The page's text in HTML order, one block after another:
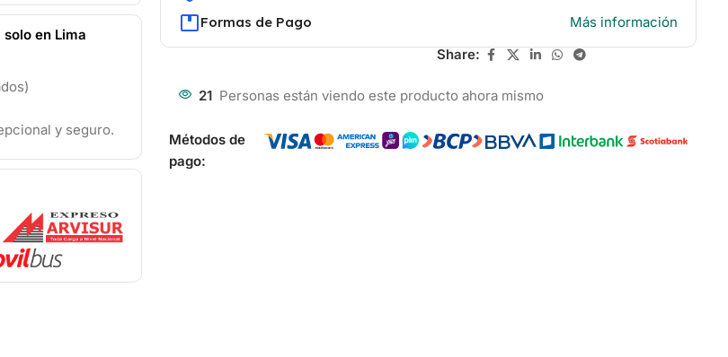
en Lima
y seguro.
Formas de Pago
Más información
Share:
21 Personas están viendo este producto ahora mismo
Métodos de
pago: